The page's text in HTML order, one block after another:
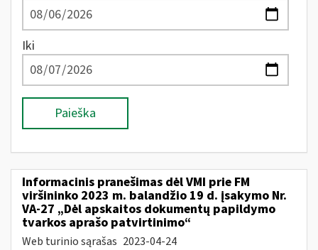
Iki
Paieška
Informacinis pranešimas dėl VMI prie FM
viršininko 2023 m. balandžio 19 d. įsakymo Nr.
VA-27 „Dėl apskaitos dokumentų papildymo
tvarkos aprašo patvirtinimo“
Web turinio sąrašas 2023-04-24